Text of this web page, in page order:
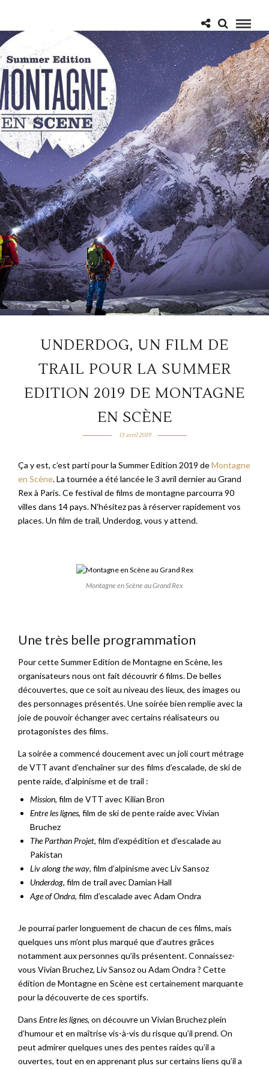
UNDERDOG, UN FILM DE
TRAIL POUR LA SUMMER
EDITION 2019 DE MONTAGNE
EN SCÈNE
13 avril 2019
Ça y est, c’est parti pour la Summer Edition 2019 deMontagne
en Scène. La tournée a été lancée le 3 avril dernier au Grand
Rex à Paris. Ce festival de films de montagne parcourra 90
villes dans 14 pays. N’hésitez pas à réserver rapidement vos
places. Un film de trail, Underdog, vous y attend.
Montagne en Scène au Grand Rex
Une très belle programmation
Pour cette Summer Edition de Montagne en Scène, les
organisateurs nous ont fait découvrir 6 films. De belles
découvertes, que ce soit au niveau des lieux, des images ou
des personnages présentés. Une soirée bien remplie avec la
joie de pouvoir échanger avec certains réalisateurs ou
protagonistes des films.
La soirée a commencé doucement avec un joli court métrage
de VTT avant d’enchaîner sur des films d’escalade, de ski de
pente raide, d’alpinisme et de trail :
Mission, film de VTT avec Kilian Bron
Entre les lignes, film de ski de pente raide avec Vivian
Bruchez
The Parthan Projet, film d’expédition et d’escalade au
Pakistan
Liv along the way, film d’alpinisme avec Liv Sansoz
Underdog, film de trail avec Damian Hall
Age of Ondra, film d’escalade avec Adam Ondra
Je pourrai parler longuement de chacun de ces films, mais
quelques uns m’ont plus marqué que d’autres grâces
notamment aux personnes qu’ils présentent. Connaissez-
vous Vivian Bruchez, Liv Sansoz ou Adam Ondra ? Cette
édition de Montagne en Scène est certainement marquante
pour la découverte de ces sportifs.
Dans Entre les lignes, on découvre un Vivian Bruchez plein
d’humour et en maîtrise vis-à-vis du risque qu’il prend. On
peut admirer quelques unes des pentes raides qu’il a
ouvertes, tout en en apprenant plus sur certains liens qu’il a